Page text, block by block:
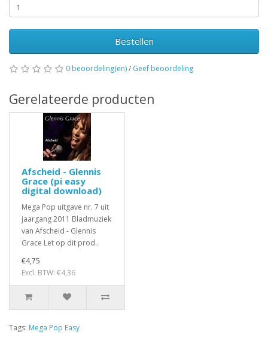
Bestellen
0 beoordeling(en)/ Geef beoordeling
Gerelateerde producten
Afscheid - Glennis
Grace (pi easy
digital download)
Mega Pop uitgave nr. 7 uit
jaargang 2011 Bladmuziek
van Afscheid - Glennis
Grace Let op dit prod..
€4,75
Excl. BTW: €4,36
Tags: Mega Pop Easy